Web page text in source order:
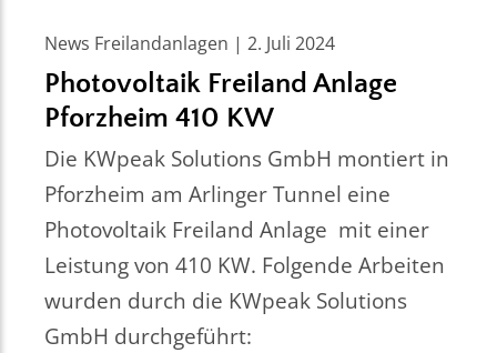
News Freilandanlagen | 2. Juli 2024
Photovoltaik Freiland Anlage
Pforzheim 410 KW
Die KWpeak Solutions GmbH montiert in
Pforzheim am Arlinger Tunnel eine
Photovoltaik Freiland Anlage mit einer
Leistung von 410 KW. Folgende Arbeiten
wurden durch die KWpeak Solutions
GmbH durchgeführt: